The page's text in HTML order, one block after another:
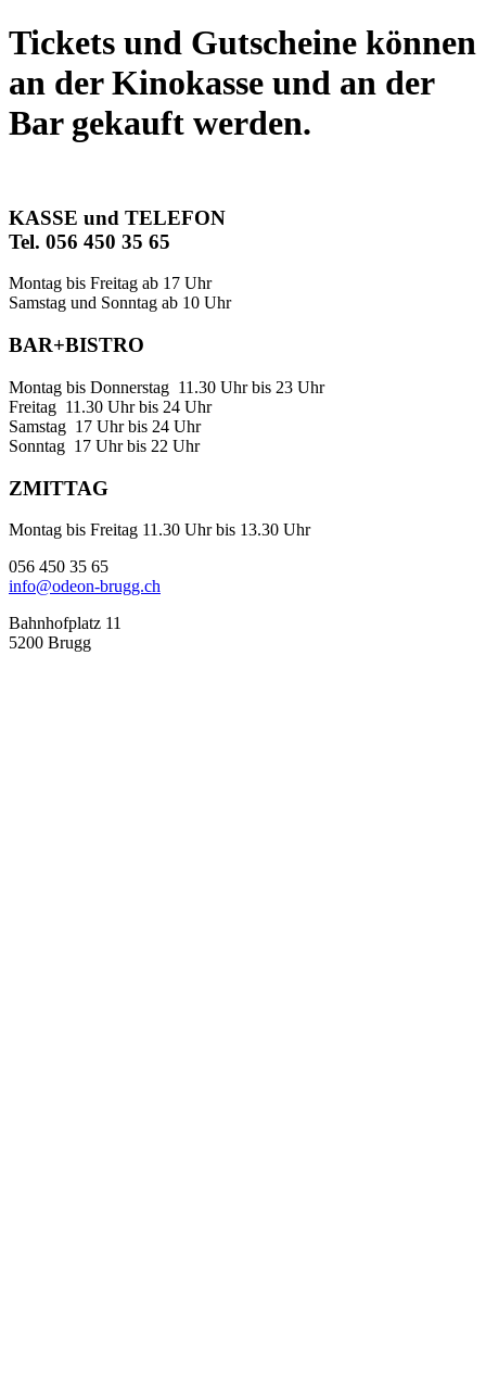
Tickets und Gutscheine können
an der Kinokasse und an der
Bar gekauft werden.
KASSE und TELEFON
Tel. 056 450 35 65
Montag bis Freitag ab 17 Uhr
Samstag und Sonntag ab 10 Uhr
BAR+BISTRO
Montag bis Donnerstag 11.30 Uhr bis 23 Uhr
Freitag 11.30 Uhr bis 24 Uhr
Samstag 17 Uhr bis 24 Uhr
Sonntag 17 Uhr bis 22 Uhr
ZMITTAG
Montag bis Freitag 11.30 Uhr bis 13.30 Uhr
056 450 35 65
info@odeon-brugg.ch
Bahnhofplatz 11
5200 Brugg